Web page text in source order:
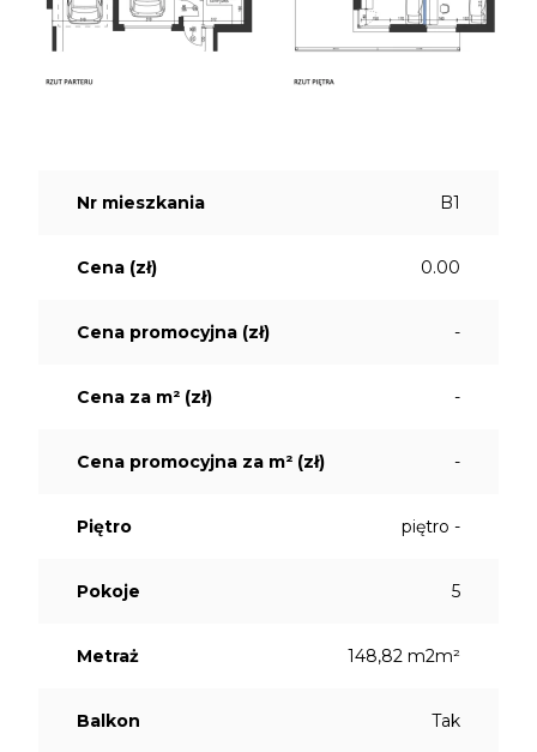
Nr mieszkania B1
Cena (zł) 0.00
Cena promocyjna (zł) -
Cena za m² (zł) -
Cena promocyjna za m² (zł) -
Piętro piętro -
Pokoje 5
Metraż 148,82 m2m²
Balkon Tak